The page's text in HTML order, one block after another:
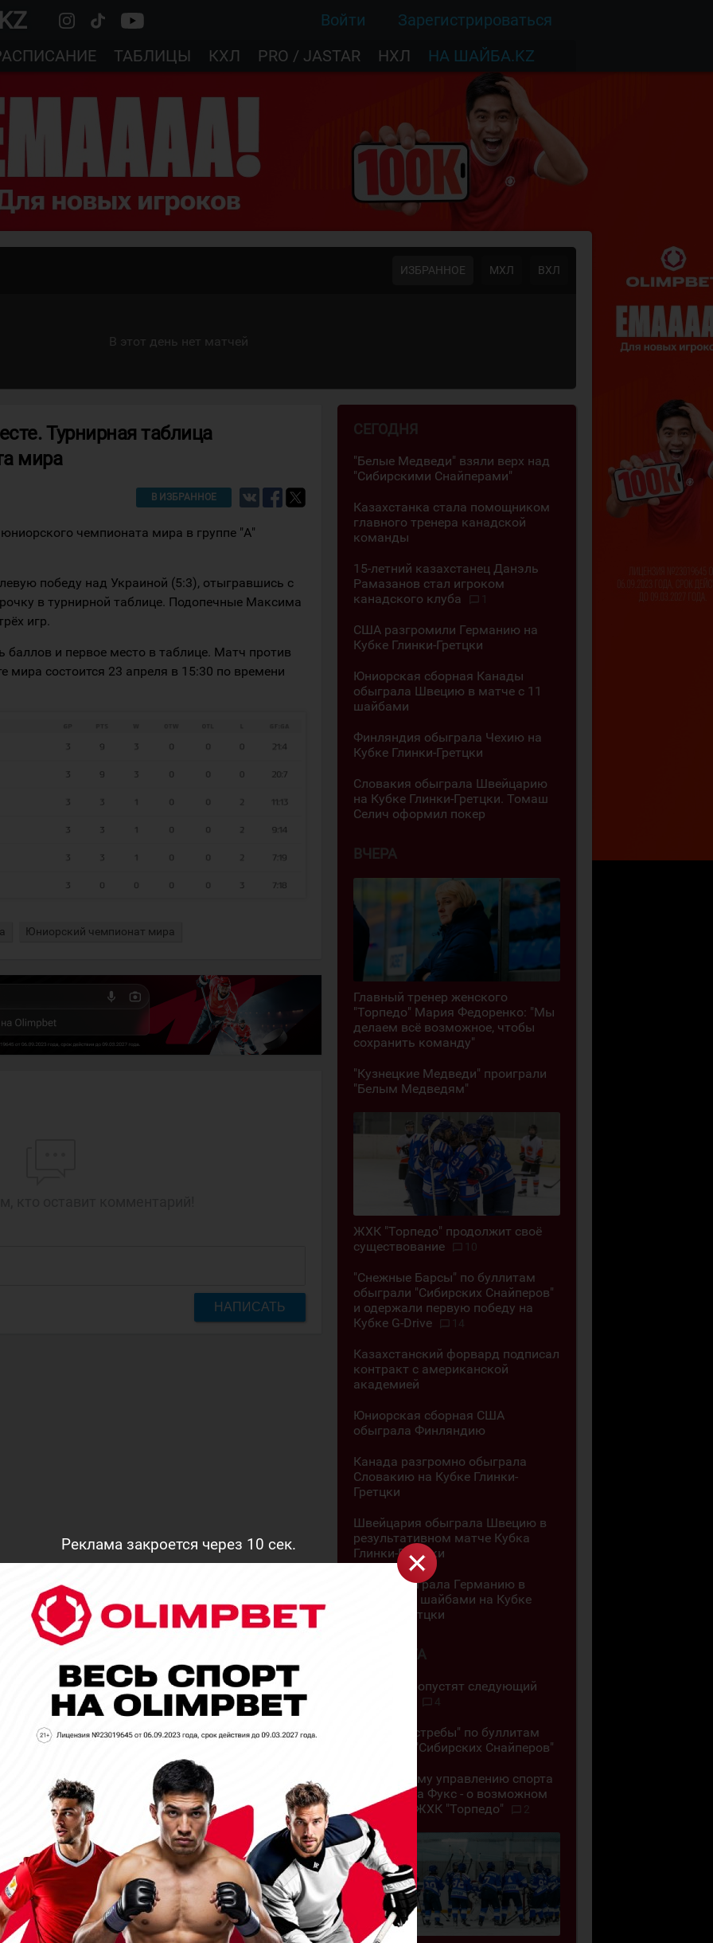
Реклама закроется через9сек.
Войти
Зарегистрироваться
ТАБЛИЦЫ КХЛ PRO / JASTAR НХЛ НА ШАЙБА.KZ
ИЗБРАННОЕ МХЛ ВХЛ
В этот день нет матчей
Турнирная таблица
мира
В ИЗБРАННОЕ
чемпионата мира в группе "А"
победу над Украиной (5:3), отыгравшись с
в турнирной таблице. Подопечные Максима
игр.
и первое место в таблице. Матч против
мира состоится 23 апреля в 15:30 по времени
Юниорский чемпионат мира
НАПИСАТЬ
СЕГОДНЯ
"Белые Медведи" взяли верх над
"Сибирскими Снайперами"
Казахстанка стала помощником
главного тренера канадской
команды
15-летний казахстанец Данэль
Рамазанов стал игроком
канадского клуба
1
США разгромили Германию на
Кубке Глинки-Гретцки
Юниорская сборная Канады
обыграла Швецию в матче с 11
шайбами
Финляндия обыграла Чехию на
Кубке Глинки-Гретцки
Словакия обыграла Швейцарию
на Кубке Глинки-Гретцки. Томаш
Селич оформил покер
ВЧЕРА
Главный тренер женского
"Торпедо" Мария Федоренко: "Мы
делаем всё возможное, чтобы
сохранить команду"
"Кузнецкие Медведи" проиграли
"Белым Медведям"
ЖХК "Торпедо" продолжит своё
существование
10
"Снежные Барсы" по буллитам
обыграли "Сибирских Снайперов"
и одержали первую победу на
Кубке G-Drive
14
Казахстанский форвард подписал
контракт с американской
академией
Юниорская сборная США
обыграла Финляндию
Канада разгромно обыграла
Словакию на Кубке Глинки-
Гретцки
Швейцария обыграла Швецию в
результативном матче Кубка
Глинки-Гретцки
Чехия обыграла Германию в
матче с 11 шайбами на Кубке
Глинки-Гретцки
4 АВГУСТА
"Челны" пропустят следующий
4
"Омские Ястребы" по буллитам
обыграли "Сибирских Снайперов"
"Позор всему управлению спорта
ВКО". Алёна Фукс - о возможном
закрытии ЖХК "Торпедо"
2